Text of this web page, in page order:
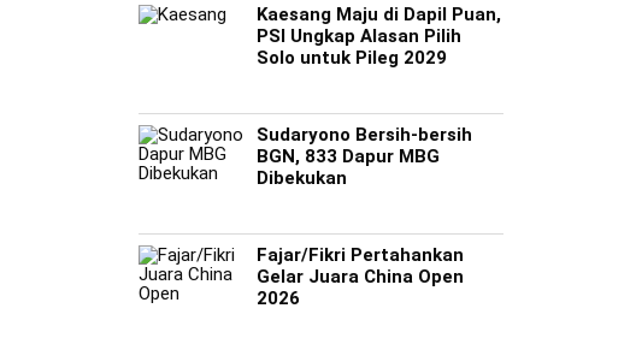
Kaesang Maju di Dapil Puan,
PSI Ungkap Alasan Pilih
Solo untuk Pileg 2029
Sudaryono Bersih-bersih
BGN, 833 Dapur MBG
Dibekukan
Fajar/Fikri Pertahankan
Gelar Juara China Open
2026